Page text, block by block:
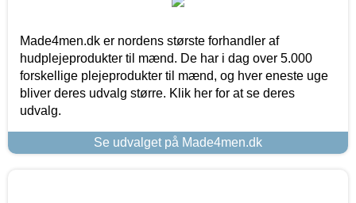
Made4men.dk er nordens største forhandler af
hudplejeprodukter til mænd. De har i dag over 5.000
forskellige plejeprodukter til mænd, og hver eneste uge
bliver deres udvalg større. Klik her for at se deres
udvalg.
Se udvalget på Made4men.dk